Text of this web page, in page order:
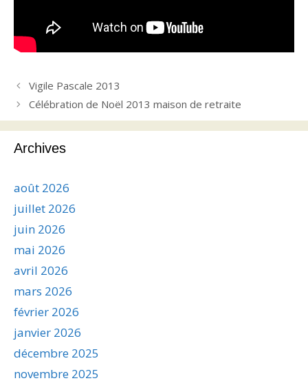
Vigile Pascale 2013
Célébration de Noël 2013 maison de retraite
Archives
août 2026
juillet 2026
juin 2026
mai 2026
avril 2026
mars 2026
février 2026
janvier 2026
décembre 2025
novembre 2025